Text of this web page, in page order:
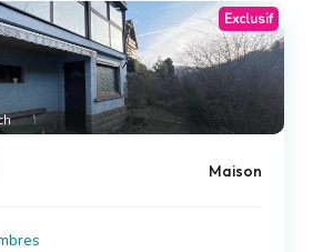
Exclusif
Maison